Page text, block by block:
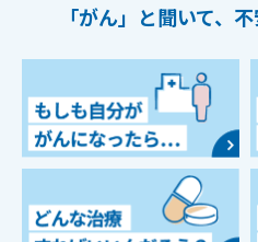
「がん」と聞いて、